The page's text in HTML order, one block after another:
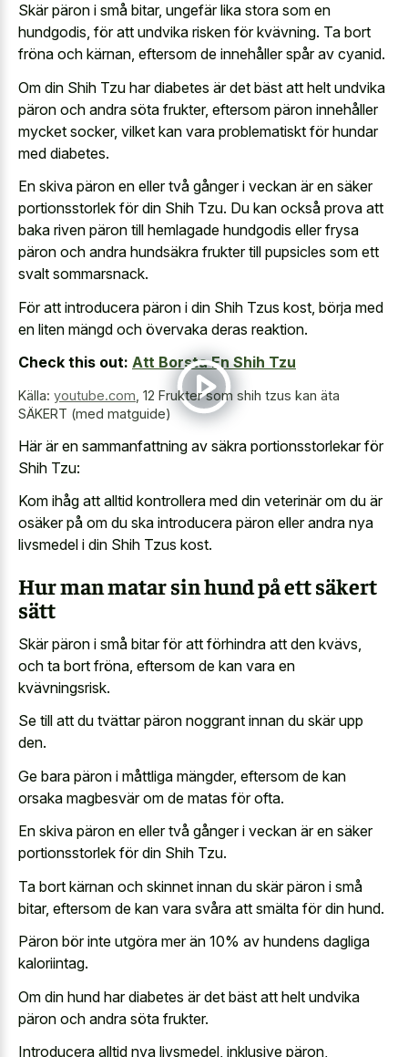
Skär päron i små bitar, ungefär lika stora som en
hundgodis, för att undvika risken för kvävning. Ta bort
fröna och kärnan, eftersom de innehåller spår av cyanid.
Om din Shih Tzu har diabetes är det bäst att helt undvika
päron och andra söta frukter, eftersom päron innehåller
mycket socker, vilket kan vara problematiskt för hundar
med diabetes.
En skiva päron en eller två gånger i veckan är en säker
portionsstorlek för din Shih Tzu. Du kan också prova att
baka riven päron till hemlagade hundgodis eller frysa
päron och andra hundsäkra frukter till pupsicles som ett
svalt sommarsnack.
För att introducera päron i din Shih Tzus kost, börja med
en liten mängd och övervaka deras reaktion.
Check this out: Att Borsta En Shih Tzu
Källa: youtube.com 12 Frukter som shih tzus kan äta
SÄKERT (med matguide)
Här är en sammanfattning av säkra portionsstorlekar för
Shih Tzu:
Kom ihåg att alltid kontrollera med din veterinär om du är
osäker på om du ska introducera päron eller andra nya
livsmedel i din Shih Tzus kost.
Hur man matar sin hund på ett säkert
sätt
Skär päron i små bitar för att förhindra att den kvävs,
och ta bort fröna, eftersom de kan vara en
kvävningsrisk.
Se till att du tvättar päron noggrant innan du skär upp
den.
Ge bara päron i måttliga mängder, eftersom de kan
orsaka magbesvär om de matas för ofta.
En skiva päron en eller två gånger i veckan är en säker
portionsstorlek för din Shih Tzu.
Ta bort kärnan och skinnet innan du skär päron i små
bitar, eftersom de kan vara svåra att smälta för din hund.
Päron bör inte utgöra mer än 10% av hundens dagliga
kaloriintag.
Om din hund har diabetes är det bäst att helt undvika
päron och andra söta frukter.
Introducera alltid nya livsmedel, inklusive päron,